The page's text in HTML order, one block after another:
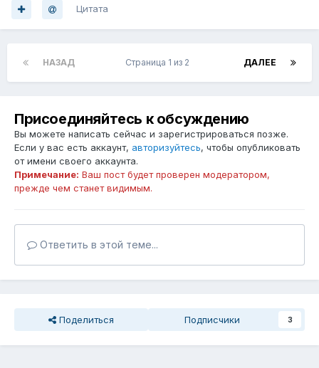
Цитата
НАЗАД ДАЛЕЕ
Страница 1 из 2
Присоединяйтесь к обсуждению
Вы можете написать сейчас и зарегистрироваться позже.
Если у вас есть аккаунт, авторизуйтесь, чтобы опубликовать
от имени своего аккаунта.
Примечание: Ваш пост будет проверен модератором,
прежде чем станет видимым.
Ответить в этой теме...
Поделиться Подписчики 3